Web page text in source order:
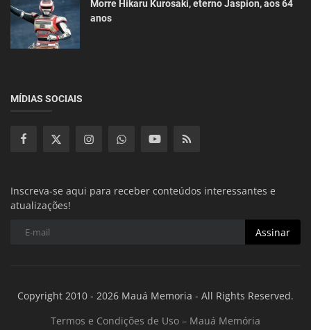
Morre Hikaru Kurosaki, eterno Jaspion, aos 64
anos
MÍDIAS SOCIAIS
Inscreva-se aqui para receber conteúdos interessantes e
atualizações!
Assinar
Copyright 2010 - 2026 Mauá Memoria - All Rights Reserved.
Termos e Condições de Uso – Mauá Memória